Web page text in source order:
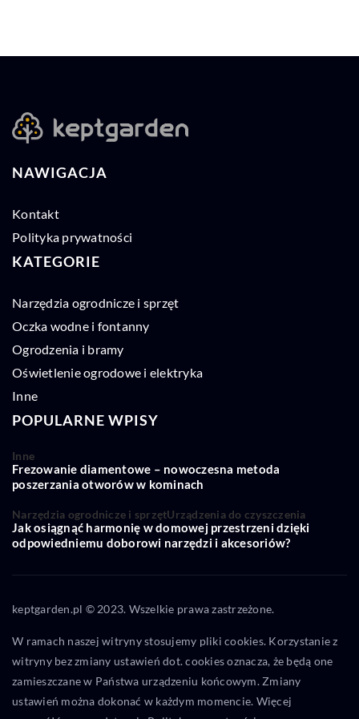
NAWIGACJA
Kontakt
Polityka prywatności
KATEGORIE
Narzędzia ogrodnicze i sprzęt
Oczka wodne i fontanny
Ogrodzenia i bramy
Oświetlenie ogrodowe i elektryka
Inne
POPULARNE WPISY
Inne
Frezowanie diamentowe – nowoczesna metoda
poszerzania otworów w kominach
Narzędzia ogrodnicze i sprzętUrządzenia do czyszczenia
Jak osiągnąć harmonię w domowej przestrzeni dzięki
odpowiedniemu doborowi narzędzi i akcesoriów?
keptgarden.pl © 2023. Wszelkie prawa zastrzeżone.
W ramach naszej witryny stosujemy pliki cookies. Korzystanie z
witryny bez zmiany ustawień dot. cookies oznacza, że będą one
zamieszczane w Państwa urządzeniu końcowym. Zmiany
ustawień można dokonać w każdym momencie. Więcej